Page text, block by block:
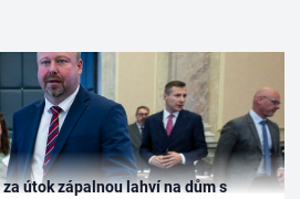
útok zápalnou lahví na dům s